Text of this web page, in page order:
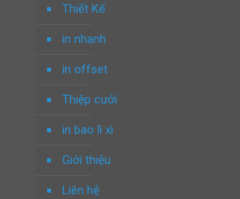
Thiết Kế
in nhanh
in offset
Thiệp cưới
in bao lì xì
Giới thiệu
Liên hệ